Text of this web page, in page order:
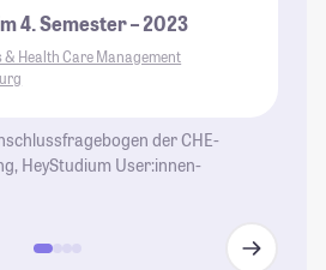
4. Semester – 2023
& Health Care Management
der CHE-
HeyStudium User:innen-